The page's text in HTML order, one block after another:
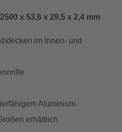
x 53,6 x 29,5 x 2,4 mm
im Innen- und
Aluminium
erhältlich